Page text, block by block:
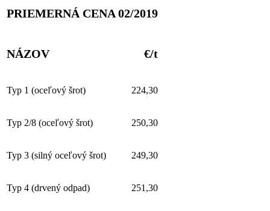
PRIEMERNÁ CENA 02/2019
NÁZOV €/t
Typ 1 (oceľový šrot) 224,30
Typ 2/8 (oceľový šrot) 250,30
Typ 3 (silný oceľový šrot) 249,30
Typ 4 (drvený odpad) 251,30